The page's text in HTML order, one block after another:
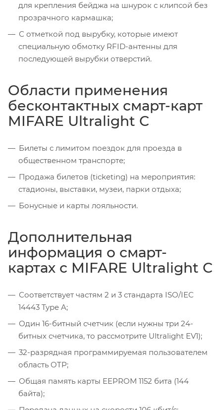
для крепления бейджа на шнурок с клипсой без
прозрачного кармашка;
С отметкой под вырубку, которые имеют
специальную обмотку RFID-антенны для
последующей вырубки отверстий.
Области применения
бесконтактных смарт-карт
MIFARE Ultralight C
Билеты с лимитом поездок для проезда в
общественном транспорте;
Продажа билетов (ticketing) на мероприятия:
стадионы, выставки, музеи, парки отдыха;
Бонусные и карты лояльности.
Дополнительная
информация о смарт-
картах с MIFARE Ultralight C
Соответствует частям 2 и 3 стандарта ISO/IEC
14443 Type A;
Один 16-битный счетчик (если нужны три 24-
битных счетчика, то рассмотрите Ultralight EV1);
32-разрядная программируемая пользователем
область OTP;
Общая память карты EEPROM 1152 бита (144
байта);